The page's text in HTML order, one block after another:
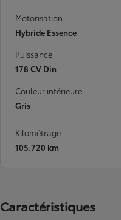
Motorisation
Hybride Essence
Puissance
178 CV Din
Couleur intérieure
Gris
Kilométrage
105.720 km
Caractéristiques